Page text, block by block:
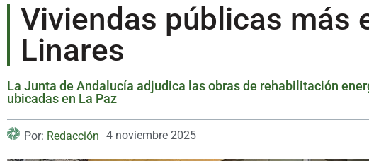
Viviendas públicas más
Linares
La Junta de Andalucía adjudica las obras de rehabilitación
ubicadas en La Paz
Por: Redacción 4 noviembre 2025